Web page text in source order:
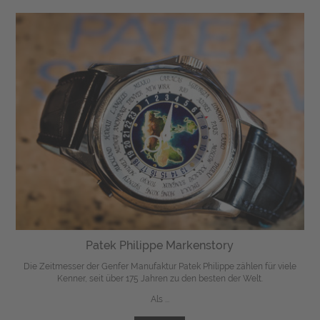
Patek Philippe Markenstory
Die Zeitmesser der Genfer Manufaktur Patek Philippe zählen für viele
Kenner, seit über 175 Jahren zu den besten der Welt.
Als ...